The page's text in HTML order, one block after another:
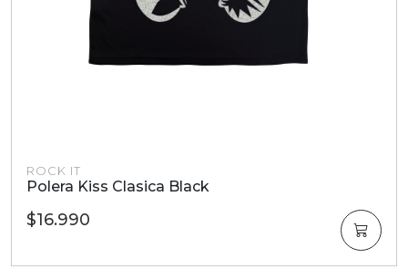
ROCK IT
Polera Kiss Clasica Black
$16.990